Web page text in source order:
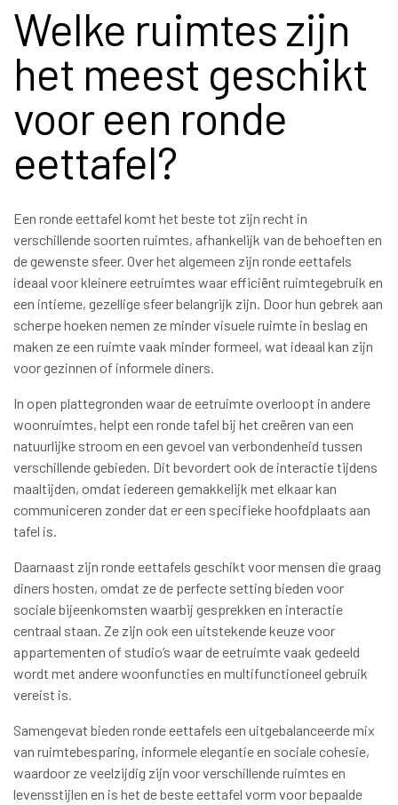
Welke ruimtes zijn
het meest geschikt
voor een ronde
eettafel?
Een ronde eettafel komt het beste tot zijn recht in
verschillende soorten ruimtes, afhankelijk van de behoeften en
de gewenste sfeer. Over het algemeen zijn ronde eettafels
ideaal voor kleinere eetruimtes waar efficiënt ruimtegebruik en
een intieme, gezellige sfeer belangrijk zijn. Door hun gebrek aan
scherpe hoeken nemen ze minder visuele ruimte in beslag en
maken ze een ruimte vaak minder formeel, wat ideaal kan zijn
voor gezinnen of informele diners.
In open plattegronden waar de eetruimte overloopt in andere
woonruimtes, helpt een ronde tafel bij het creëren van een
natuurlijke stroom en een gevoel van verbondenheid tussen
verschillende gebieden. Dit bevordert ook de interactie tijdens
maaltijden, omdat iedereen gemakkelijk met elkaar kan
communiceren zonder dat er een specifieke hoofdplaats aan
tafel is.
Daarnaast zijn ronde eettafels geschikt voor mensen die graag
diners hosten, omdat ze de perfecte setting bieden voor
sociale bijeenkomsten waarbij gesprekken en interactie
centraal staan. Ze zijn ook een uitstekende keuze voor
appartementen of studio’s waar de eetruimte vaak gedeeld
wordt met andere woonfuncties en multifunctioneel gebruik
vereist is.
Samengevat bieden ronde eettafels een uitgebalanceerde mix
van ruimtebesparing, informele elegantie en sociale cohesie,
waardoor ze veelzijdig zijn voor verschillende ruimtes en
levensstijlen en is het de beste eettafel vorm voor bepaalde